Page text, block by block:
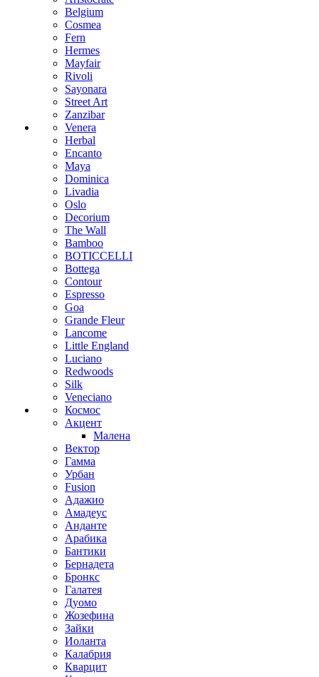
Belgium
Cosmea
Fern
Hermes
Mayfair
Rivoli
Sayonara
Street Art
Zanzibar
Venera
Herbal
Encanto
Maya
Dominica
Livadia
Oslo
Decorium
The Wall
Bamboo
BOTICCELLI
Bottega
Contour
Espresso
Goa
Grande Fleur
Lancome
Little England
Luciano
Redwoods
Silk
Veneciano
Космос
Акцент
Малена
Вектор
Гамма
Урбан
Fusion
Адажио
Амадеус
Анданте
Арабика
Бантики
Бернадета
Бронкс
Галатея
Дуомо
Жозефина
Зайки
Иоланта
Калабрия
Кварцит